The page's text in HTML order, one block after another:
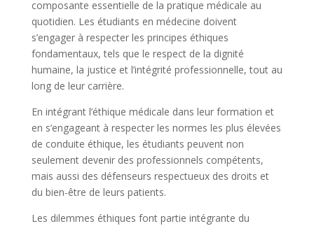
composante essentielle de la pratique médicale au
quotidien. Les étudiants en médecine doivent
s’engager à respecter les principes éthiques
fondamentaux, tels que le respect de la dignité
humaine, la justice et l’intégrité professionnelle, tout au
long de leur carrière.
En intégrant l’éthique médicale dans leur formation et
en s’engageant à respecter les normes les plus élevées
de conduite éthique, les étudiants peuvent non
seulement devenir des professionnels compétents,
mais aussi des défenseurs respectueux des droits et
du bien-être de leurs patients.
Les dilemmes éthiques font partie intégrante du